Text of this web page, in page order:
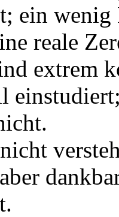
ein wenig
reale
extrem